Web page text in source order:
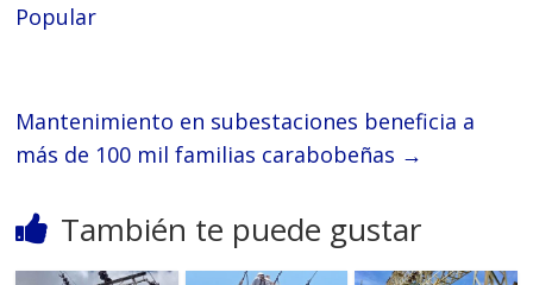
Popular
Mantenimiento en subestaciones beneficia a
más de 100 mil familias carabobeñas →
También te puede gustar